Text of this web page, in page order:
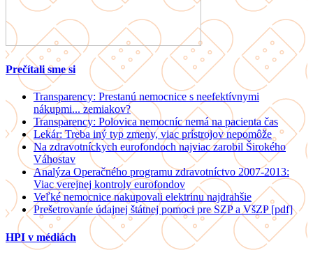
Prečítali sme si
Transparency: Prestanú nemocnice s neefektívnymi
nákupmi... zemiakov?
Transparency: Polovica nemocníc nemá na pacienta čas
Lekár: Treba iný typ zmeny, viac prístrojov nepomôže
Na zdravotníckych eurofondoch najviac zarobil Širokého
Váhostav
Analýza Operačného programu zdravotníctvo 2007-2013:
Viac verejnej kontroly eurofondov
Veľké nemocnice nakupovali elektrinu najdrahšie
Prešetrovanie údajnej štátnej pomoci pre SZP a VšZP [pdf]
HPI v médiách